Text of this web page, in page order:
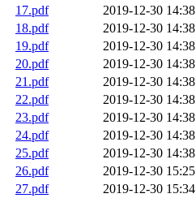
17.pdf
2019-12-30 14:38
18.pdf
2019-12-30 14:38
19.pdf
2019-12-30 14:38
20.pdf
2019-12-30 14:38
21.pdf
2019-12-30 14:38
22.pdf
2019-12-30 14:38
23.pdf
2019-12-30 14:38
24.pdf
2019-12-30 14:38
25.pdf
2019-12-30 14:38
26.pdf
2019-12-30 15:25
27.pdf
2019-12-30 15:34